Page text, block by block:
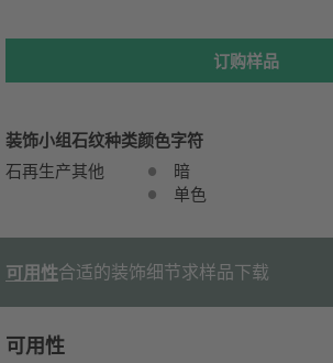
订购样品
装饰小组
石再生产
石纹种类
其他
颜色字符
暗
单色
可用性合适的装饰细节求样品下载
可用性